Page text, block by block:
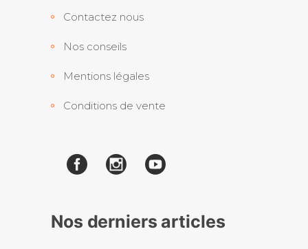
Contactez nous
Nos conseils
Mentions légales
Conditions de vente
Nos derniers articles